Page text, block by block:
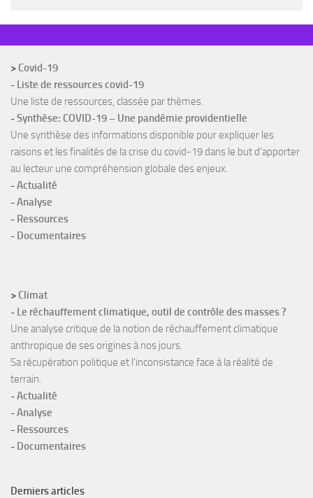
>Covid-19
- Liste de ressources covid-19
Une liste de ressources, classée par thèmes.
-Synthèse: COVID-19 – Une pandémie providentielle
Une synthèse des informations disponible pour expliquer les
raisons et les finalités de la crise du covid-19 dans le but d’apporter
au lecteur une compréhension globale des enjeux.
-Actualité
-Analyse
- Ressources
- Documentaires
>Climat
- Le réchauffement climatique, outil de contrôle des masses ?
Une analyse critique de la notion de réchauffement climatique
anthropique de ses origines à nos jours.
Sa récupération politique et l'inconsistance face à la réalité de
terrain.
-Actualité
-Analyse
- Ressources
- Documentaires
Derniers articles